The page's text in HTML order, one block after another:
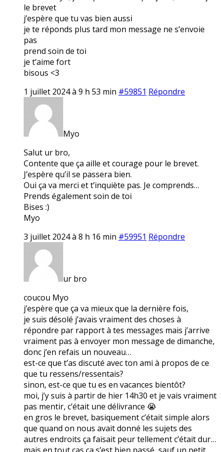
le brevet
j’espère que tu vas bien aussi
je te réponds plus tard mon message ne s’envoie
pas
prend soin de toi
je t’aime fort
bisous <3
1 juillet 2024 à 9 h 53 min #59851 Répondre
Myo
Salut ur bro,
Contente que ça aille et courage pour le brevet.
J’espère qu’il se passera bien.
Oui ça va merci et t’inquiète pas. Je comprends…
Prends également soin de toi
Bises :)
Myo
3 juillet 2024 à 8 h 16 min #59951 Répondre
ur bro
coucou Myo
j’espère que ça va mieux que la dernière fois,
je suis désolé j’avais vraiment des choses à
répondre par rapport à tes messages mais j’arrive
vraiment pas à envoyer mon message de dimanche,
donc j’en refais un nouveau…
est-ce que t’as discuté avec ton ami à propos de ce
que tu ressens/ressentais?
sinon, est-ce que tu es en vacances bientôt?
moi, j’y suis à partir de hier 14h30 et je vais vraiment
pas mentir, c’était une délivrance 😭
en gros le brevet, basiquement c’était simple alors
que quand on nous avait donné les sujets des
autres endroits ça faisait peur tellement c’était dur…